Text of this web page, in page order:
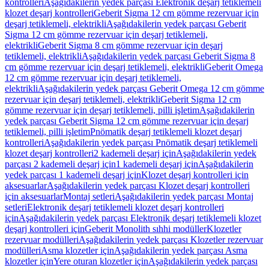
kontrolleriAşağıdakilerin yedek parçası Elektronik deşarj tetiklemeli
klozet deşarj kontrolleriGeberit Sigma 12 cm gömme rezervuar için
deşarj tetiklemeli, elektrikliAşağıdakilerin yedek parçası Geberit
Sigma 12 cm gömme rezervuar için deşarj tetiklemeli,
elektrikliGeberit Sigma 8 cm gömme rezervuar için deşarj
tetiklemeli, elektrikliAşağıdakilerin yedek parçası Geberit Sigma 8
cm gömme rezervuar için deşarj tetiklemeli, elektrikliGeberit Omega
12 cm gömme rezervuar için deşarj tetiklemeli,
elektrikliAşağıdakilerin yedek parçası Geberit Omega 12 cm gömme
rezervuar için deşarj tetiklemeli, elektrikliGeberit Sigma 12 cm
gömme rezervuar için deşarj tetiklemeli, pilli işletimAşağıdakilerin
yedek parçası Geberit Sigma 12 cm gömme rezervuar için deşarj
tetiklemeli, pilli işletimPnömatik deşarj tetiklemeli klozet deşarj
kontrolleriAşağıdakilerin yedek parçası Pnömatik deşarj tetiklemeli
klozet deşarj kontrolleri2 kademeli deşarj içinAşağıdakilerin yedek
parçası 2 kademeli deşarj için1 kademeli deşarj içinAşağıdakilerin
yedek parçası 1 kademeli deşarj içinKlozet deşarj kontrolleri için
aksesuarlarAşağıdakilerin yedek parçası Klozet deşarj kontrolleri
için aksesuarlarMontaj setleriAşağıdakilerin yedek parçası Montaj
setleriElektronik deşarj tetiklemeli klozet deşarj kontrolleri
içinAşağıdakilerin yedek parçası Elektronik deşarj tetiklemeli klozet
deşarj kontrolleri içinGeberit Monolith sıhhi modüllerKlozetler
rezervuar modülleriAşağıdakilerin yedek parçası Klozetler rezervuar
modülleriAsma klozetler içinAşağıdakilerin yedek parçası Asma
klozetler içinYere oturan klozetler içinAşağıdakilerin yedek parçası